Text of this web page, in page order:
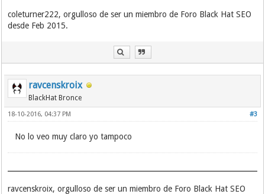
coleturner222, orgulloso de ser un miembro de Foro Black Hat SEO
desde Feb 2015.
ravcenskroix
BlackHat Bronce
#3
18-10-2016, 04:37 PM
No lo veo muy claro yo tampoco
ravcenskroix, orgulloso de ser un miembro de Foro Black Hat SEO